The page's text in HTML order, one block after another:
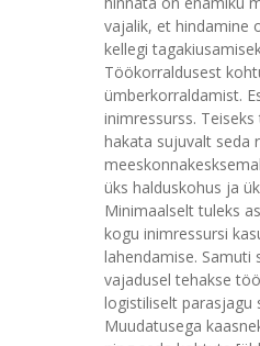
vajalik, et hindamine
kellegi
Töökorraldusest
ümberkorraldamist.
inimressurss.
hakata sujuvalt seda
üks halduskohus ja
Minimaalselt tuleks
kogu inimressursi
lahendamise.
vajadusel tehakse
logistiliselt
Muudatusega